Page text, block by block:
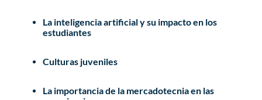
La inteligencia artificial y su impacto en los
estudiantes
Culturas juveniles
La importancia de la mercadotecnia en las